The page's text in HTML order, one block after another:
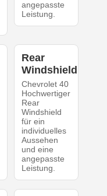
angepasste
Leistung.
Rear
Windshield
Chevrolet 40
Hochwertiger
Rear
Windshield
für ein
individuelles
Aussehen
und eine
angepasste
Leistung.